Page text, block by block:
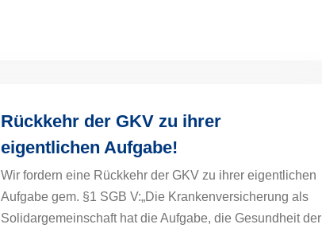
Rückkehr der GKV zu ihrer
eigentlichen Aufgabe!
Wir fordern eine Rückkehr der GKV zu ihrer eigentlichen
Aufgabe gem. §1 SGB V:„Die Krankenversicherung als
Solidargemeinschaft hat die Aufgabe, die Gesundheit der